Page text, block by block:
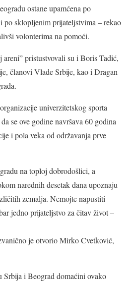
ostane upamćena po
po sklopljenim prijateljstvima – rekao
volonterima na pomoći.
areni” pristustvovali su i Boris Tadić,
članovi Vlade Srbije, kao i Dragan
univerzitetskog sporta
se ove godine navršava 60 godina
i pola veka od održavanja prve
na toploj dobrodošlici, a
narednih desetak dana upoznaju
zemalja. Nemojte napustiti
jedno prijateljstvo za čitav život –
je otvorio Mirko Cvetković,
Srbija i Beograd domaćini ovako